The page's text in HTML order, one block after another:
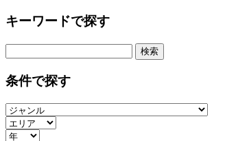
キーワードで探す
条件で探す